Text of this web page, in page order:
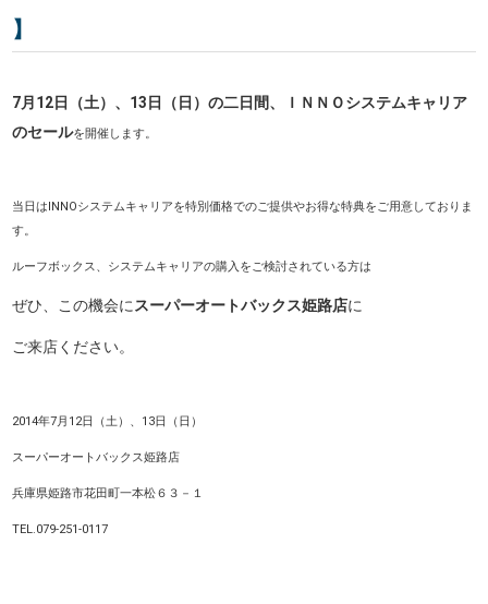
】
7月12日（土）、13日（日）の二日間、ＩＮＮＯシステムキャリア
のセールを開催します。
当日はINNOシステムキャリアを特別価格でのご提供やお得な特典をご用意しておりま
す。
ルーフボックス、システムキャリアの購入をご検討されている方は
ぜひ、この機会に スーパーオートバックス姫路店に
ご来店ください。
2014年7月12日（土）、13日（日）
スーパーオートバックス姫路店
兵庫県姫路市花田町一本松６３－１
TEL.079-251-0117